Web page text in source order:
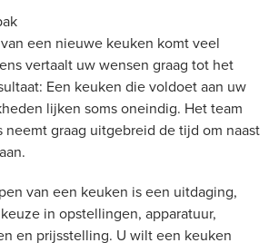
een nieuwe keuken komt veel
vertaalt uw wensen graag tot het
Een keuken die voldoet aan uw
lijken soms oneindig. Het team
neemt graag uitgebreid de tijd om naast
van een keuken is een uitdaging,
in opstellingen, apparatuur,
en prijsstelling. U wilt een keuken